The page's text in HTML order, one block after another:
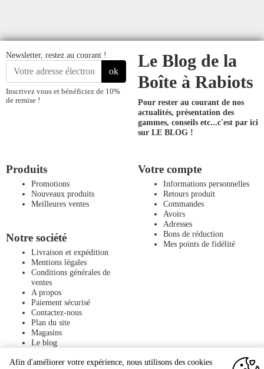
Newsletter, restez au courant !
ok
Inscrivez vous et bénéficiez de 10%
de remise !
Le Blog de la
Boîte à Rabiots
Pour rester au courant de nos
actualités, présentation des
gammes, conseils etc...c'est par ici
sur LE BLOG !
Produits
Promotions
Nouveaux produits
Meilleures ventes
Notre société
Livraison et expédition
Mentions légales
Conditions générales de
ventes
A propos
Paiement sécurisé
Contactez-nous
Plan du site
Magasins
Le blog
Votre compte
Informations personnelles
Retours produit
Commandes
Avoirs
Adresses
Bons de réduction
Mes points de fidélité
Afin d'améliorer votre expérience, nous utilisons des cookies